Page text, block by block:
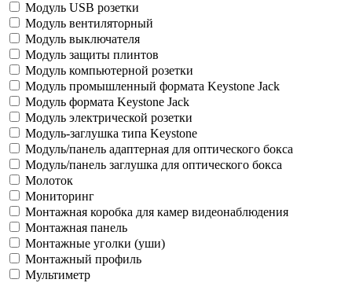
Модуль USB розетки
Модуль вентиляторный
Модуль выключателя
Модуль защиты плинтов
Модуль компьютерной розетки
Модуль промышленный формата Keystone Jack
Модуль формата Keystone Jack
Модуль электрической розетки
Модуль-заглушка типа Keystone
Модуль/панель адаптерная для оптического бокса
Модуль/панель заглушка для оптического бокса
Молоток
Мониторинг
Монтажная коробка для камер видеонаблюдения
Монтажная панель
Монтажные уголки (уши)
Монтажный профиль
Мультиметр